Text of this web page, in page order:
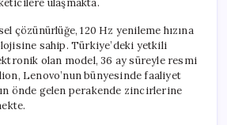
çözünürlüğe, 120 Hz yenileme hızına
sahip. Türkiye’deki yetkili
olan model, 36 ay süreyle resmi
Lenovo’nun bünyesinde faaliyet
önde gelen perakende zincirlerine